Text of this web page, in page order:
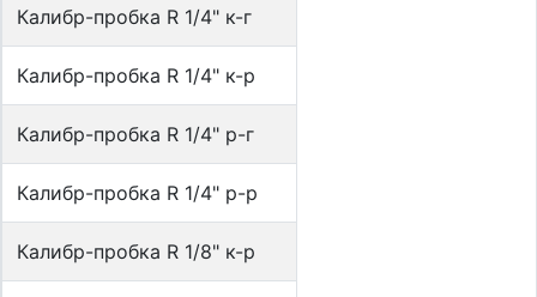
Калибр-пробка R 1/4" к-г
Калибр-пробка R 1/4" к-р
Калибр-пробка R 1/4" р-г
Калибр-пробка R 1/4" р-р
Калибр-пробка R 1/8" к-р